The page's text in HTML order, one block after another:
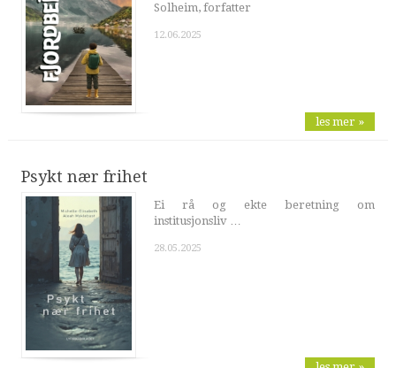
Solheim, forfatter
12.06.2025
les mer »
Psykt nær frihet
Ei rå og ekte beretning om
institusjonsliv …
28.05.2025